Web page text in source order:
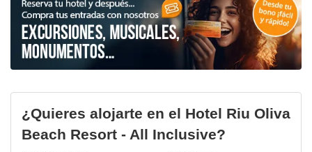
¿Quieres alojarte en el Hotel Riu Oliva
Beach Resort - All Inclusive?